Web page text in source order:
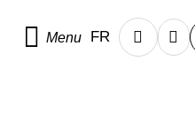
Menu FR
EN
Accueil /